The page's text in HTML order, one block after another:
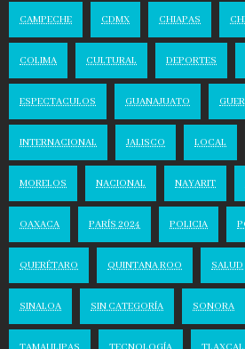
CAMPECHE CDMX CHIAPAS
COLIMA CULTURAL DEPORTES
ESPECTACULOS GUANAJUATO
INTERNACIONAL JALISCO LOCAL
MORELOS NACIONAL NAYARIT
OAXACA PARÍS 2024 POLICIA
QUERÉTARO QUINTANA ROO SALUD
SINALOA SIN CATEGORÍA SONORA